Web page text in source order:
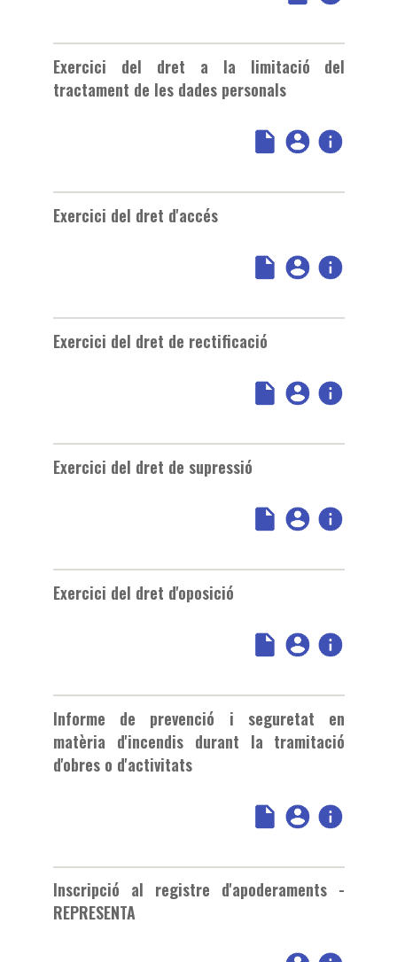
Exercici del dret a la limitació del
tractament de les dades personals
Exercici del dret d'accés
Exercici del dret de rectificació
Exercici del dret de supressió
Exercici del dret d'oposició
Informe de prevenció i seguretat en
matèria d'incendis durant la tramitació
d'obres o d'activitats
Inscripció al registre d'apoderaments -
REPRESENTA